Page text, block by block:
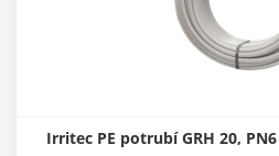
Irritec PE potrubí GRH 20, PN6